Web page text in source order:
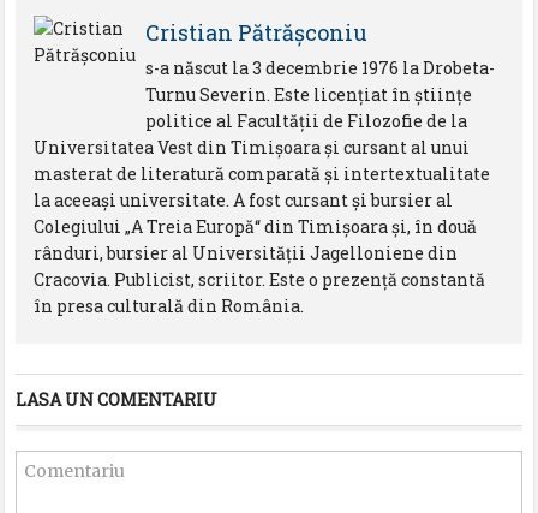
Cristian Pătrăşconiu
s-a născut la 3 decembrie 1976 la Drobeta-
Turnu Severin. Este licenţiat în ştiinţe
politice al Facultăţii de Filozofie de la
Universitatea Vest din Timişoara şi cursant al unui
masterat de literatură comparată şi intertextualitate
la aceeaşi universitate. A fost cursant şi bursier al
Colegiului „A Treia Europă“ din Timişoara şi, în două
rânduri, bursier al Universităţii Jagelloniene din
Cracovia. Publicist, scriitor. Este o prezență constantă
în presa culturală din România.
LASA UN COMENTARIU